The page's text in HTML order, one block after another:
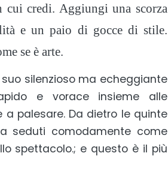
cui credi. Aggiungi una scorza
e un paio di gocce di stile.
se è arte.
silenzioso ma echeggiante
e vorace insieme alle
palesare. Da dietro le quinte
seduti comodamente come
spettacolo.; e questo è il più